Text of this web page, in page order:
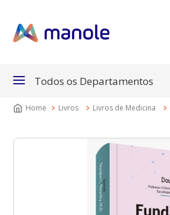
Todos os Departamentos
Livros Livros de Medicina